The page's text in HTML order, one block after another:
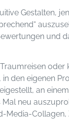
Gestalten,
und
oder
den eigenen
an
neu
Media-Collagen,